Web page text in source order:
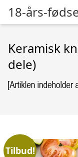
18-års-
Keramisk
dele)
Tilbud!